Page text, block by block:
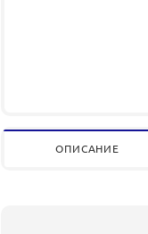
ОПИСАНИЕ